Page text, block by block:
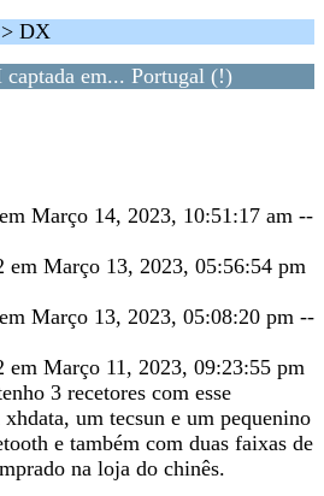
> DX
em... Portugal (!)
Março 14, 2023, 10:51:17 am --
em Março 13, 2023, 05:56:54 pm
Março 13, 2023, 05:08:20 pm --
Março 11, 2023, 09:23:55 pm
3 recetores com esse
um tecsun e um pequenino
e também com duas faixas de
na loja do chinês.